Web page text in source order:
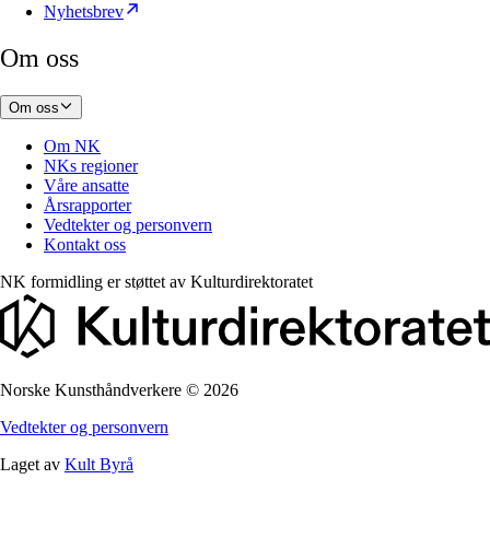
Nyhetsbrev
Om oss
Om oss
Om NK
NKs regioner
Våre ansatte
Årsrapporter
Vedtekter og personvern
Kontakt oss
NK formidling er støttet av Kulturdirektoratet
Norske Kunsthåndverkere © 2026
Vedtekter og personvern
Laget av Kult Byrå